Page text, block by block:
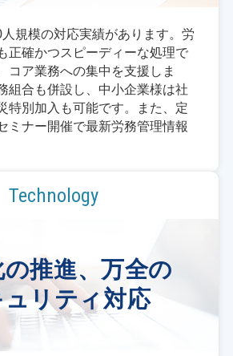
規模の対応実績があります。労
正確かつスピーディーな処理で
コア業務への集中を支援しま
組合も併設し、中小企業様は社
特別加入も可能です。また、定
ミナー開催で最新労務管理情報
Technology
推進、万全の
ュリティ対応